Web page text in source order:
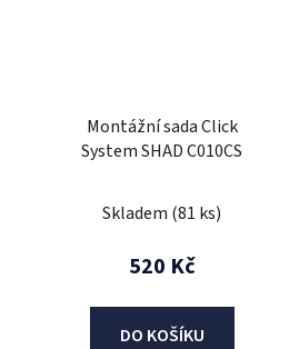
Montážní sada Click
System SHAD C010CS
Skladem (81 ks)
520 Kč
DO KOŠÍKU